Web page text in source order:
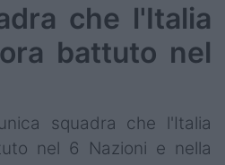
che l'Italia
battuto nel
squadra che l'Italia
nel 6 Nazioni e nella